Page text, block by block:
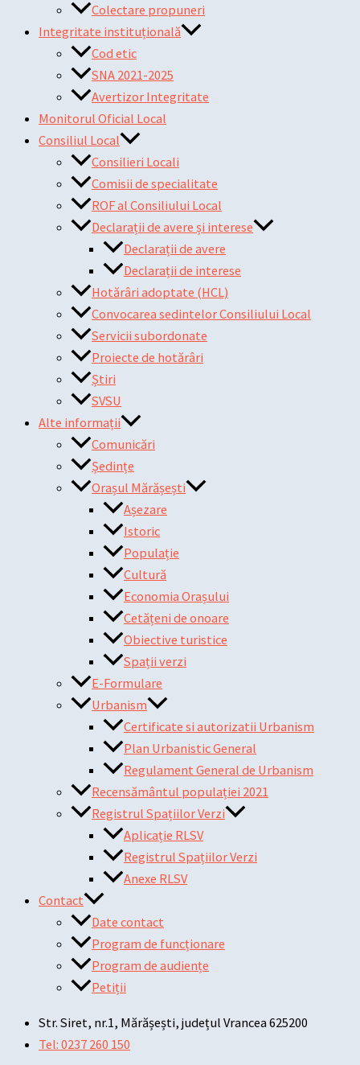
Colectare propuneri
Integritate instituțională
Cod etic
SNA 2021-2025
Avertizor Integritate
Monitorul Oficial Local
Consiliul Local
Consilieri Locali
Comisii de specialitate
ROF al Consiliului Local
Declarații de avere și interese
Declarații de avere
Declarații de interese
Hotărâri adoptate (HCL)
Convocarea sedintelor Consiliului Local
Servicii subordonate
Proiecte de hotărâri
Știri
SVSU
Alte informații
Comunicări
Ședințe
Orașul Mărășești
Așezare
Istoric
Populație
Cultură
Economia Orașului
Cetățeni de onoare
Obiective turistice
Spații verzi
E-Formulare
Urbanism
Certificate si autorizatii Urbanism
Plan Urbanistic General
Regulament General de Urbanism
Recensământul populației 2021
Registrul Spațiilor Verzi
Aplicație RLSV
Registrul Spațiilor Verzi
Anexe RLSV
Contact
Date contact
Program de funcționare
Program de audiențe
Petiții
Str. Siret, nr.1, Mărășești, județul Vrancea 625200
Tel: 0237 260 150